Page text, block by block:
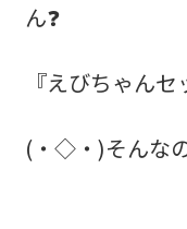
ん❓
『えびちゃん
(・◇・)そんな